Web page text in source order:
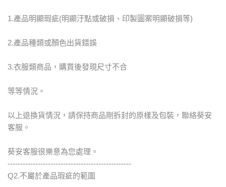
1.產品明顯瑕疵(明顯汙點或破損、印製圖案明顯破損等)
2.產品種類或顏色出貨錯誤
3.衣服類商品，購買後發現尺寸不合
等等情況。
以上退換貨情況，請保持商品剛拆封的原樣及包裝，聯絡葵安
客服。
葵安客服很樂意為您處理。
-------------------------------------------------
Q2.不屬於產品瑕疵的範圍